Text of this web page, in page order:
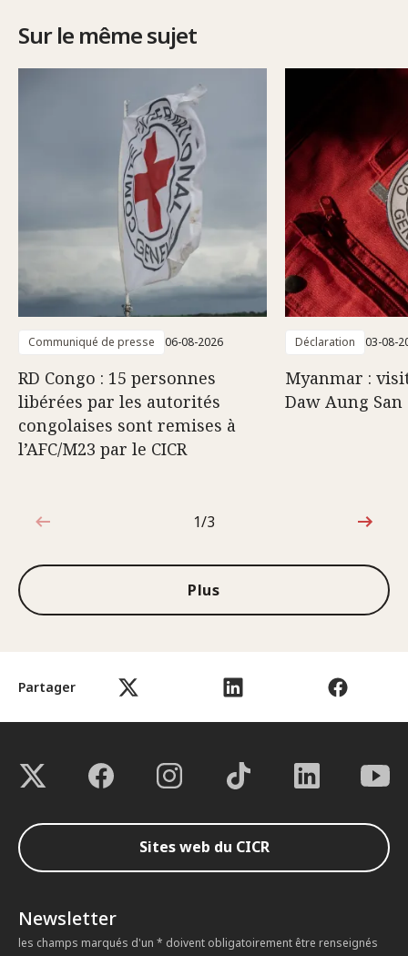
Partager
Sur le même sujet
Communiqué de presse 06-08-2026
RD Congo : 15 personnes
libérées par les autorités
congolaises sont remises à
l’AFC/M23 par le CICR
Déclaration 03-08-
Myanmar :
Daw Aung San
1sur3
1/3
Plus
Sites web du CICR
Newsletter
les champs marqués d'un * doivent obligatoirement être renseignés